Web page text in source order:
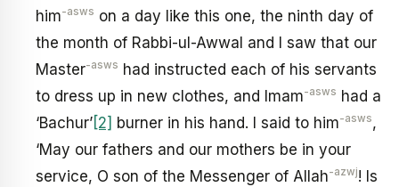
him-asws on a day like this one, the ninth day of
the month of Rabbi-ul-Awwal and I saw that our
Master-asws had instructed each of his servants
to dress up in new clothes, and Imam-asws had a
‘Bachur’ [2] burner in his hand. I said to him-asws,
‘May our fathers and our mothers be in your
service, O son of the Messenger of Allah-azwj! Is